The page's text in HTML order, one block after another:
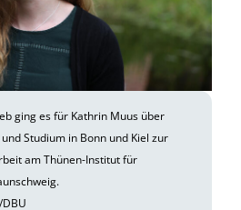
ging es für Kathrin Muus über
Studium in Bonn und Kiel zur
am Thünen-Institut für